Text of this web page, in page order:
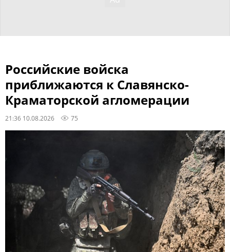
Российские войска
приближаются к Славянско-
Краматорской агломерации
21:36 10.08.2026 75